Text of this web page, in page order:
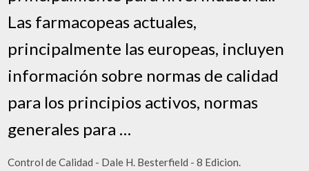
Las farmacopeas actuales,
principalmente las europeas, incluyen
información sobre normas de calidad
para los principios activos, normas
generales para …
Control de Calidad - Dale H. Besterfield - 8 Edicion.